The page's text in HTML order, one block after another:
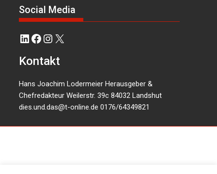
Social Media
LinkedIn
Facebook
Instagram
X
Kontakt
Hans Joachim Lodermeier Herausgeber &
Chefredakteur Weilerstr. 39c 84032 Landshut
dies.und.das@t-online.de 0176/64349821